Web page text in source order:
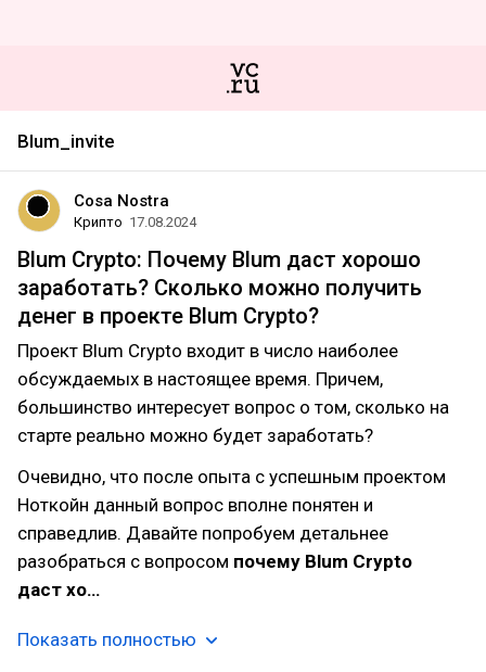
Blum_invite
Cosa Nostra
Крипто 17.08.2024
Blum Crypto: Почему Blum даст хорошо
заработать? Сколько можно получить
денег в проекте Blum Crypto?
Проект Blum Crypto входит в число наиболее
обсуждаемых в настоящее время. Причем,
большинство интересует вопрос о том, сколько на
старте реально можно будет заработать?
Очевидно, что после опыта с успешным проектом
Ноткойн данный вопрос вполне понятен и
справедлив. Давайте попробуем детальнее
разобраться с вопросом почему Blum Crypto
даст хо…
Показать полностью